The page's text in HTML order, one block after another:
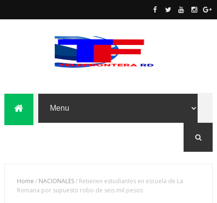
Home / NACIONALES/ Retienen estudiantes en escuela de La
Romana por supuesto robo de seis mil pesos